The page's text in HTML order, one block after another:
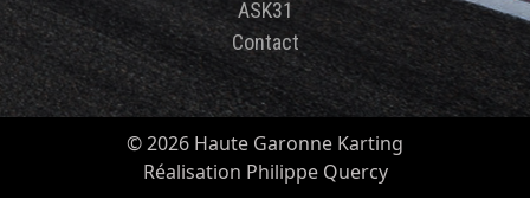
ASK31
Contact
© 2026 Haute Garonne Karting
Réalisation Philippe Quercy